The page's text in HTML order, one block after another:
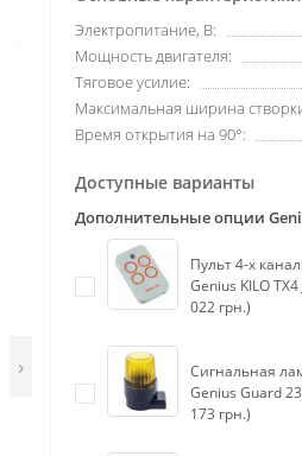
›
Электропитание, В:
Мощность двигателя:
Тяговое усилие:
Максимальная ширина
Время открытия на 90°:
Доступные варианты
Дополнительные опции
Пульт 4-х
Genius KILO TX4
022 грн.)
Сигнальная
Genius Guard
173 грн.)